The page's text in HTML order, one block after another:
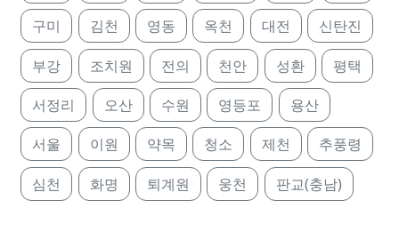
구미 김천 영동 옥천 대전 신탄진
부강 조치원 전의 천안 성환 평택
서정리 오산 수원 영등포 용산
서울 이원 약목 청소 제천 추풍령
심천 화명 퇴계원 웅천 판교(충남)